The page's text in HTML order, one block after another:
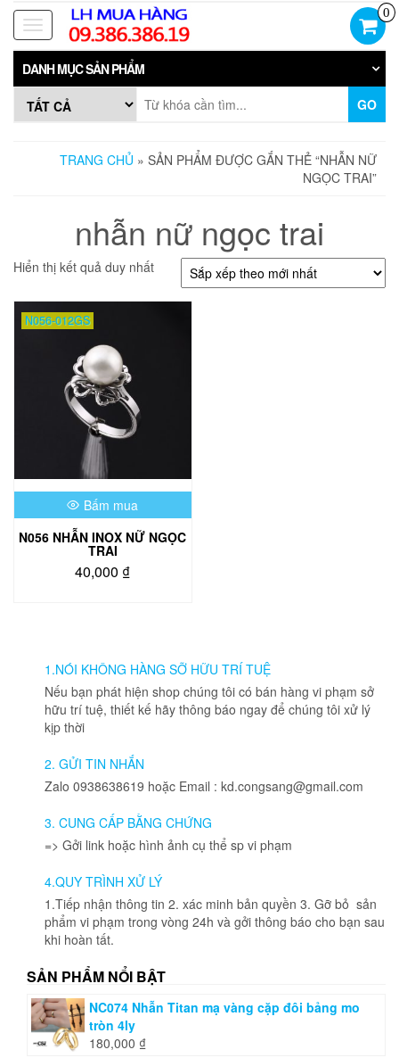
Skip
the
content
Toggle
navigation
0
DANH MỤC SẢN PHẨM
GO
TRANG CHỦ » SẢN PHẨM ĐƯỢC GẮN THẺ “NHẪN NỮ
NGỌC TRAI”
nhẫn nữ ngọc trai
Hiển thị kết quả duy nhất
N056-012GS
Bấm mua
N056 NHẪN INOX NỮ NGỌC
TRAI
40,000 ₫
1.NÓI KHÔNG HÀNG SỠ HỮU TRÍ TUỆ
Nếu bạn phát hiện shop chúng tôi có bán hàng vi phạm sở
hữu trí tuệ, thiết kế hãy thông báo ngay để chúng tôi xử lý
kịp thời
2. GỬI TIN NHẮN
Zalo 0938638619 hoặc Email : kd.congsang@gmail.com
3. CUNG CẤP BẰNG CHỨNG
=> Gởi link hoặc hình ảnh cụ thể sp vi phạm
4.QUY TRÌNH XỬ LÝ
1.Tiếp nhận thông tin 2. xác minh bản quyền 3. Gỡ bỏ sản
phẩm vi phạm trong vòng 24h và gởi thông báo cho bạn sau
khi hoàn tất.
SẢN PHẨM NỔI BẬT
NC074 Nhẫn Titan mạ vàng cặp đôi bảng mo
tròn 4ly
180,000 ₫